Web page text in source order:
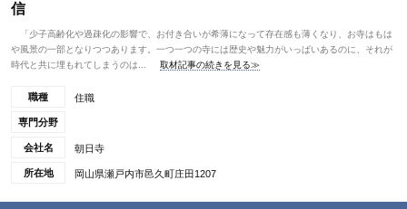
信
「少子高齢化や過疎化の影響で、お付き合いが希薄になって存在感も薄くなり、お寺はもは
や風景の一部となりつつあります。一つ一つの寺には歴史や魅力がいっぱいあるのに、それが
時代と共に埋もれてしまうのは...
取材記事の続きを見る≫
職種 住職
専門分野
会社名 朝日寺
所在地 岡山県瀬戸内市邑久町庄田1207